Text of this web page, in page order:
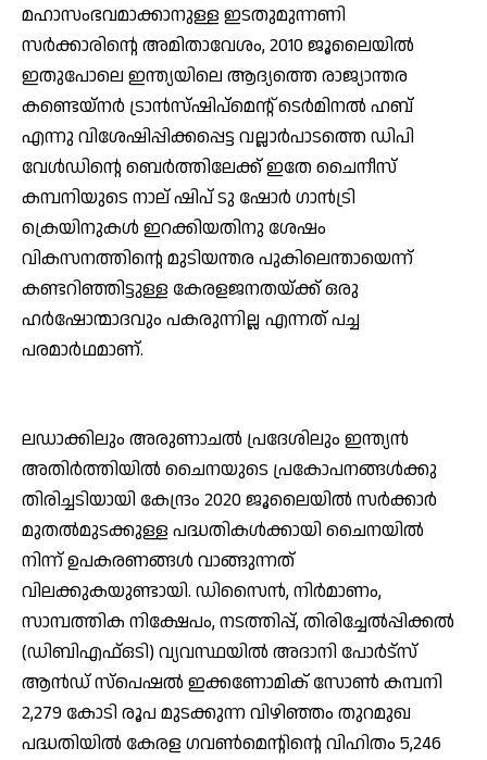
മഹാസംഭവമാക്കാനുള്ള ഇടതുമുന്നണി
സര്‍ക്കാരിന്റെ അമിതാവേശം, 2010 ജൂലൈയില്‍
ഇതുപോലെ ഇന്ത്യയിലെ ആദ്യത്തെ രാജ്യാന്തര
കണ്ടെയ്നര്‍ ട്രാന്‍സ്ഷിപ്മെന്റ് ടെര്‍മിനല്‍ ഹബ്
എന്നു വിശേഷിപ്പിക്കപ്പെട്ട വല്ലാര്‍പാടത്തെ ഡിപി
വേള്‍ഡിന്റെ ബെര്‍ത്തിലേക്ക് ഇതേ ചൈനീസ്
കമ്പനിയുടെ നാല് ഷിപ് ടു ഷോര്‍ ഗാന്‍ട്രി
ക്രെയിനുകള്‍ ഇറക്കിയതിനു ശേഷം
വികസനത്തിന്റെ മുടിയന്തര പുകിലെന്തായെന്ന്
കണ്ടറിഞ്ഞിട്ടുള്ള കേരളജനതയ്ക്ക് ഒരു
ഹര്‍ഷോന്മാദവും പകരുന്നില്ല എന്നത് പച്ച
പരമാര്‍ഥമാണ്.
ലഡാക്കിലും അരുണാചല്‍ പ്രദേശിലും ഇന്ത്യന്‍
അതിര്‍ത്തിയില്‍ ചൈനയുടെ പ്രകോപനങ്ങള്‍ക്കു
തിരിച്ചടിയായി കേന്ദ്രം 2020 ജൂലൈയില്‍ സര്‍ക്കാര്‍
മുതല്‍മുടക്കുള്ള പദ്ധതികള്‍ക്കായി ചൈനയില്‍
നിന്ന് ഉപകരണങ്ങള്‍ വാങ്ങുന്നത്
വിലക്കുകയുണ്ടായി. ഡിസൈന്‍, നിര്‍മാണം,
സാമ്പത്തിക നിക്ഷേപം, നടത്തിപ്പ്, തിരിച്ചേല്‍പ്പിക്കല്‍
(ഡിബിഎഫ്ഒടി) വ്യവസ്ഥയില്‍ അദാനി പോര്‍ട്സ്
ആന്‍ഡ് സ്പെഷല്‍ ഇക്കണോമിക് സോണ്‍ കമ്പനി
2,279 കോടി രൂപ മുടക്കുന്ന വിഴിഞ്ഞം തുറമുഖ
പദ്ധതിയില്‍ കേരള ഗവണ്‍മെന്റിന്റെ വിഹിതം 5,246